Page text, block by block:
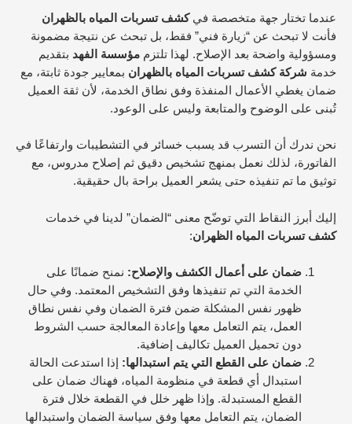
عندما تختار جهة متخصصة فيكشف تسربات المياه بالظهران
فأنت لا تبحث عن “زيارة فني” فقط، بل تبحث عن نتيجة مضمونة
ومسؤولية واضحة بعد الإصلاح. لهذا تلتزم مؤسسة الفهد بتقديم
خدمة شركة كشف تسربات المياه بالظهران بمعايير جودة ثابتة، مع
ضمان يغطي الأعمال المنفذة وفق نطاق الخدمة، لأن ثقة العميل
تُبنى على الوضوح والمتابعة وليس على الوعود.
نحن ندرك أن التسرب قد يسبب خسائر في التشطيبات وارتفاعًا في
الفاتورة، لذلك نعمل بمنهج تشخيص دقيق ثم إصلاح مدروس، مع
توثيق ما تم تنفيذه حتى يشعر العميل براحة بال حقيقية.
إليك أبرز النقاط التي توضّح معنى “الضمان” لدينا في خدمات
كشف تسربات المياه الظهران:
ضمان على أعمال الكشف والإصلاح: نمنح ضمانًا على
الخدمة التي تم تنفيذها وفق التشخيص المعتمد. وفي حال
ظهور نفس المشكلة ضمن فترة الضمان وفي نفس نطاق
العمل، يتم التعامل معها وإعادة المعالجة حسب الشروط
دون تحميل العميل تكاليف إضافية.
ضمان على القطع التي يتم استبدالها: إذا استدعت الحالة
استبدال أي قطعة في منظومة المياه، فهناك ضمان على
القطع المستبدلة. وإذا ظهر خلل في القطعة خلال فترة
الضمان، يتم التعامل معها وفق سياسة الضمان واستبدالها